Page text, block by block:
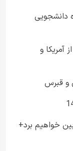
دانشجویی
آمریکا و
و قبرس
بین خواهیم برد+